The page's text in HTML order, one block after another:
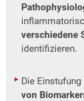
verschiedene
identifizieren.
Die
von